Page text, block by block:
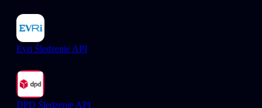
Evri Śledzenie API
DPD Śledzenie API